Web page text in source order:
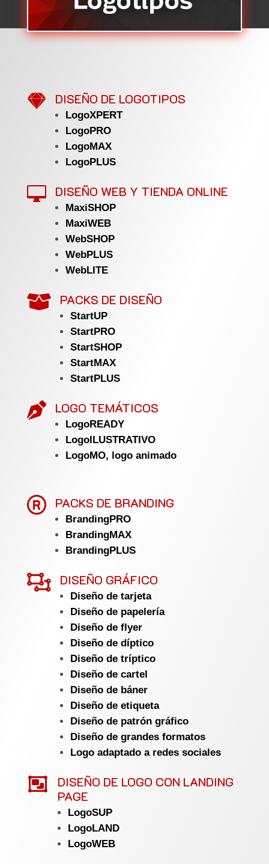
 DISEÑO DE LOGOTIPOS
LogoXPERT
LogoPRO
LogoMAX
LogoPLUS
 DISEÑO WEB Y TIENDA ONLINE
MaxiSHOP
MaxiWEB
WebSHOP
WebPLUS
WebLITE
 PACKS DE DISEÑO
StartUP
StartPRO
StartSHOP
StartMAX
StartPLUS
 LOGO TEMÁTICOS
LogoREADY
LogoILUSTRATIVO
LogoMO, logo animado
 PACKS DE BRANDING
BrandingPRO
BrandingMAX
BrandingPLUS
 DISEÑO GRÁFICO
Diseño de tarjeta
Diseño de papelería
Diseño de flyer
Diseño de díptico
Diseño de tríptico
Diseño de cartel
Diseño de báner
Diseño de etiqueta
Diseño de patrón gráfico
Diseño de grandes formatos
Logo adaptado a redes sociales

DISEÑO DE LOGO CON LANDING
PAGE
LogoSUP
LogoLAND
LogoWEB